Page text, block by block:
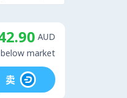
AUD
market
卖